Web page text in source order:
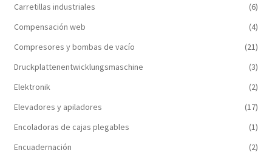
Carretillas industriales
(6)
Compensación web
(4)
Compresores y bombas de vacío
(21)
Druckplattenentwicklungsmaschine
(3)
Elektronik
(2)
Elevadores y apiladores
(17)
Encoladoras de cajas plegables
(1)
Encuadernación
(2)